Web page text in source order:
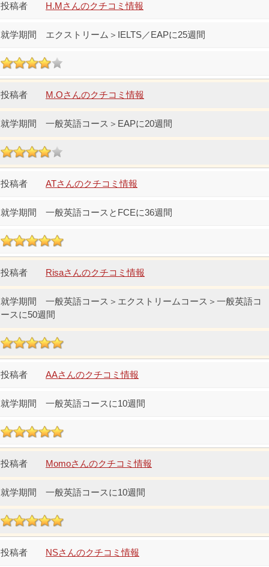
H.Mさんのクチコミ情報
エクストリーム＞IELTS／EAPに25週間
M.Oさんのクチコミ情報
一般英語コース＞EAPに20週間
ATさんのクチコミ情報
一般英語コースとFCEに36週間
Risaさんのクチコミ情報
一般英語コース＞エクストリームコース＞一般英語コ
ースに50週間
AAさんのクチコミ情報
一般英語コースに10週間
Momoさんのクチコミ情報
一般英語コースに10週間
NSさんのクチコミ情報